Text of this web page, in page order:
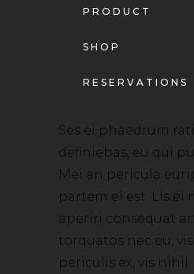
PRODUCT
SHOP
RESERVATIONS
Ses ei phaedrum
definiebas, eu qui
Mei an pericula
partem ei est. Lis ei
aperiri consequat
torquatos nec eu,
periculis ex, vis nihil